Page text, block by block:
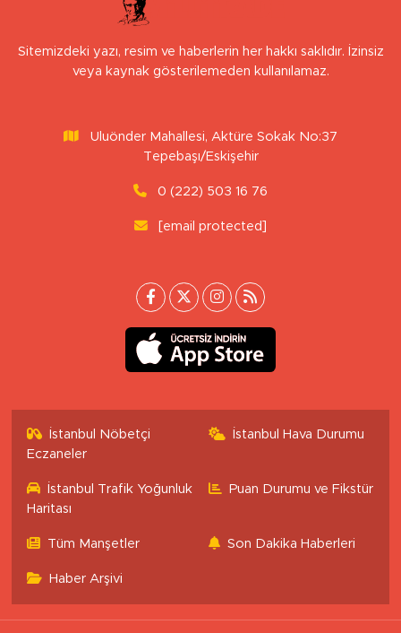
Sitemizdeki yazı, resim ve haberlerin her hakkı saklıdır. İzinsiz
veya kaynak gösterilemeden kullanılamaz.
Uluönder Mahallesi, Aktüre Sokak No:37
Tepebaşı/Eskişehir
0 (222) 503 16 76
[email protected]
İstanbul Nöbetçi
Eczaneler
İstanbul Hava Durumu
İstanbul Trafik Yoğunluk
Haritası
Puan Durumu ve Fikstür
Tüm Manşetler Son Dakika Haberleri
Haber Arşivi